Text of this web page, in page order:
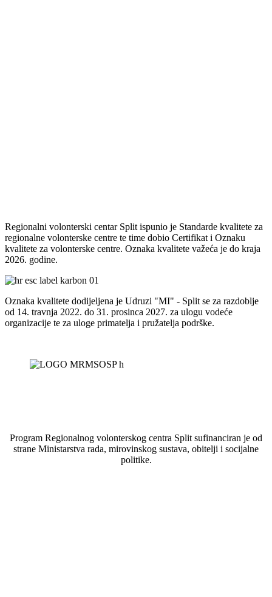
Regionalni volonterski centar Split ispunio je Standarde kvalitete za
regionalne volonterske centre te time dobio Certifikat i Oznaku
kvalitete za volonterske centre. Oznaka kvalitete važeća je do kraja
2026. godine.
Oznaka kvalitete dodijeljena je Udruzi "MI" - Split se za razdoblje
od 14. travnja 2022. do 31. prosinca 2027. za ulogu vodeće
organizacije te za uloge primatelja i pružatelja podrške.
Program Regionalnog volonterskog centra Split sufinanciran je od
strane Ministarstva rada, mirovinskog sustava, obitelji i socijalne
politike.